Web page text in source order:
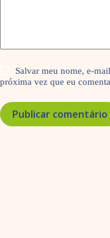
Salvar meu nome, e-
próxima vez que eu
Publicar comentário